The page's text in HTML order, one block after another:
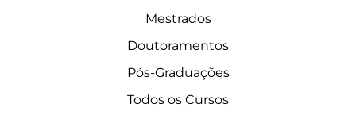
Mestrados
Doutoramentos
Pós-Graduações
Todos os Cursos